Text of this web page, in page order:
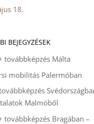
18.
BEJEGYZÉSEK
továbbképzés Málta
mobilitás Palermóban
Malmöből
továbbképzés Bragában –